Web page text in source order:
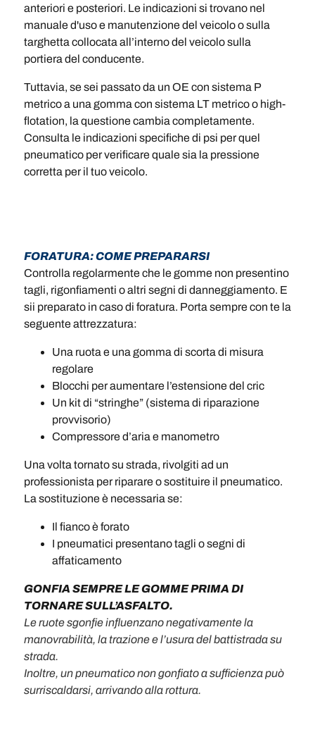
anteriori e posteriori. Le indicazioni si trovano nel
manuale d'uso e manutenzione del veicolo o sulla
targhetta collocata all’interno del veicolo sulla
portiera del conducente.
Tuttavia, se sei passato da un OE con sistema P
metrico a una gomma con sistema LT metrico o high-
flotation, la questione cambia completamente.
Consulta le indicazioni specifiche di psi per quel
pneumatico per verificare quale sia la pressione
corretta per il tuo veicolo.
FORATURA: COME PREPARARSI
Controlla regolarmente che le gomme non presentino
tagli, rigonfiamenti o altri segni di danneggiamento. E
sii preparato in caso di foratura. Porta sempre con te la
seguente attrezzatura:
Una ruota e una gomma di scorta di misura
regolare
Blocchi per aumentare l’estensione del cric
Un kit di “stringhe” (sistema di riparazione
provvisorio)
Compressore d’aria e manometro
Una volta tornato su strada, rivolgiti ad un
professionista per riparare o sostituire il pneumatico.
La sostituzione è necessaria se:
Il fianco è forato
I pneumatici presentano tagli o segni di
affaticamento
GONFIA SEMPRE LE GOMME PRIMA DI
TORNARE SULL’ASFALTO.
Le ruote sgonfie influenzano negativamente la
manovrabilità, la trazione e l’usura del battistrada su
strada.
Inoltre, un pneumatico non gonfiato a sufficienza può
surriscaldarsi, arrivando alla rottura.